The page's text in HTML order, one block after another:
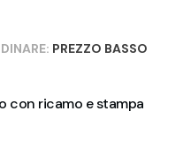
PREZZO BASSO
con ricamo e stampa